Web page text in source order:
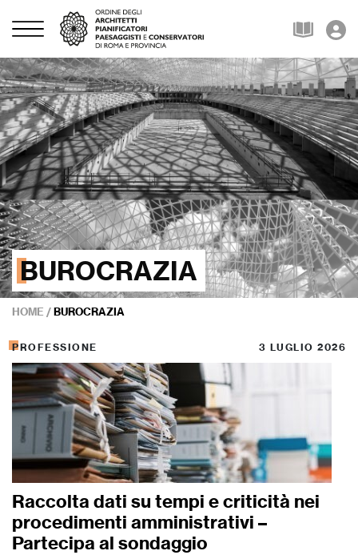
BUROCRAZIA
HOME /BUROCRAZIA
PROFESSIONE 3 LUGLIO 2026
Raccolta dati su tempi e criticità nei
procedimenti amministrativi –
Partecipa al sondaggio